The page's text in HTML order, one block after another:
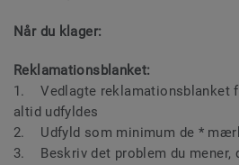
Når du klager:
Reklamationsblanket:
1. Vedlagte reklamationsblanket
altid udfyldes
2. Udfyld som minimum de *
3. Beskriv det problem du mener,